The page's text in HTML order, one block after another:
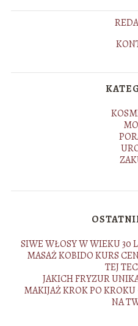
SIWE WŁOSY W WIEKU 30
MASAŻ KOBIDO KURS
TEJ
JAKICH FRYZUR
MAKIJAŻ KROK PO
NA